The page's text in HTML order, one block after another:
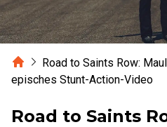
HomeRoad to Saints Row:
episches Stunt-Action-Video
Road to Saints